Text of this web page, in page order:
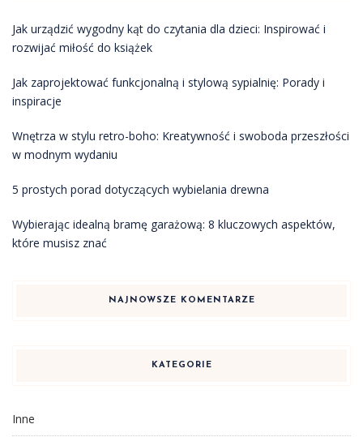
Jak urządzić wygodny kąt do czytania dla dzieci: Inspirować i
rozwijać miłość do książek
Jak zaprojektować funkcjonalną i stylową sypialnię: Porady i
inspiracje
Wnętrza w stylu retro-boho: Kreatywność i swoboda przeszłości
w modnym wydaniu
5 prostych porad dotyczących wybielania drewna
Wybierając idealną bramę garażową: 8 kluczowych aspektów,
które musisz znać
NAJNOWSZE KOMENTARZE
KATEGORIE
Inne